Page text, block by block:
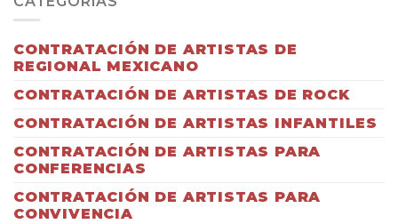
CONTRATACIÓN DE ARTISTAS DE
REGIONAL MEXICANO
CONTRATACIÓN DE ARTISTAS DE ROCK
CONTRATACIÓN DE ARTISTAS INFANTILES
CONTRATACIÓN DE ARTISTAS PARA
CONFERENCIAS
CONTRATACIÓN DE ARTISTAS PARA
CONVIVENCIA